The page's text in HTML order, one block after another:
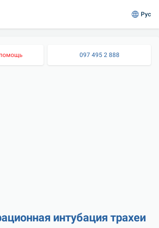
Рус
097 495 2 888
интубация трахеи